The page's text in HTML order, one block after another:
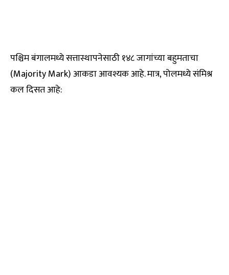
पश्चिम बंगालमध्ये सत्तास्थापनेसाठी १४८ जागांच्या बहुमताचा
(Majority Mark) आकडा आवश्यक आहे. मात्र, पोलमध्ये संमिश्र
कल दिसत आहे: